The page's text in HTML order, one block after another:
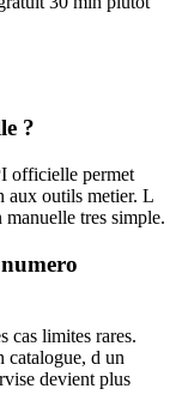
?
officielle permet
aux outils metier. L
tres simple.
cas limites rares.
catalogue, d un
devient plus